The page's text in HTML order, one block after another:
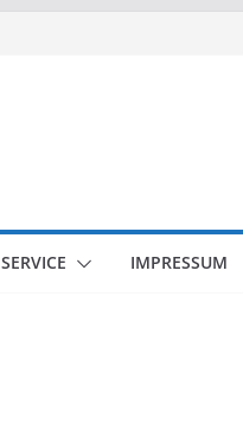
SERVICE IMPRESSUM